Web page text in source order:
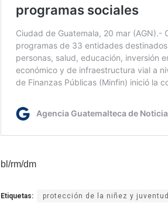
bl/rm/dm
Etiquetas: protección de la niñez y juventud